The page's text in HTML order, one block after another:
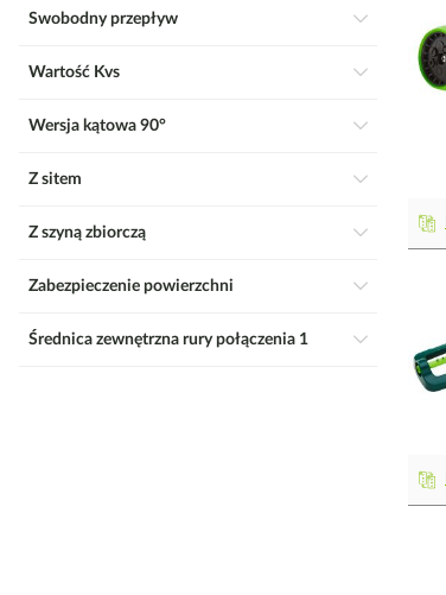
Swobodny przepływ
Wartość Kvs
Wersja kątowa 90°
Z sitem
Z szyną zbiorczą
Zabezpieczenie powierzchni
Średnica zewnętrzna rury połączenia 1